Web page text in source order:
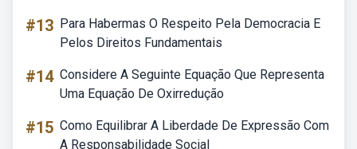
#13 Para Habermas O Respeito Pela Democracia E
Pelos Direitos Fundamentais
#14 Considere A Seguinte Equação Que Representa
Uma Equação De Oxirredução
#15 Como Equilibrar A Liberdade De Expressão Com
A Responsabilidade Social